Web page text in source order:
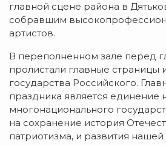
главной сцене района в
собравшим
артистов.
В переполненном зале перед
пролистали главные страницы
государства Российского.
праздника является единение
многонационального
на сохранение история
патриотизма, и развития нашей